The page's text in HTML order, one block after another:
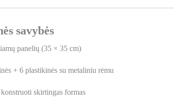
savybės
panelių (35 × 35 cm)
+ 6 plastikinės su metaliniu rėmu
skirtingas formas